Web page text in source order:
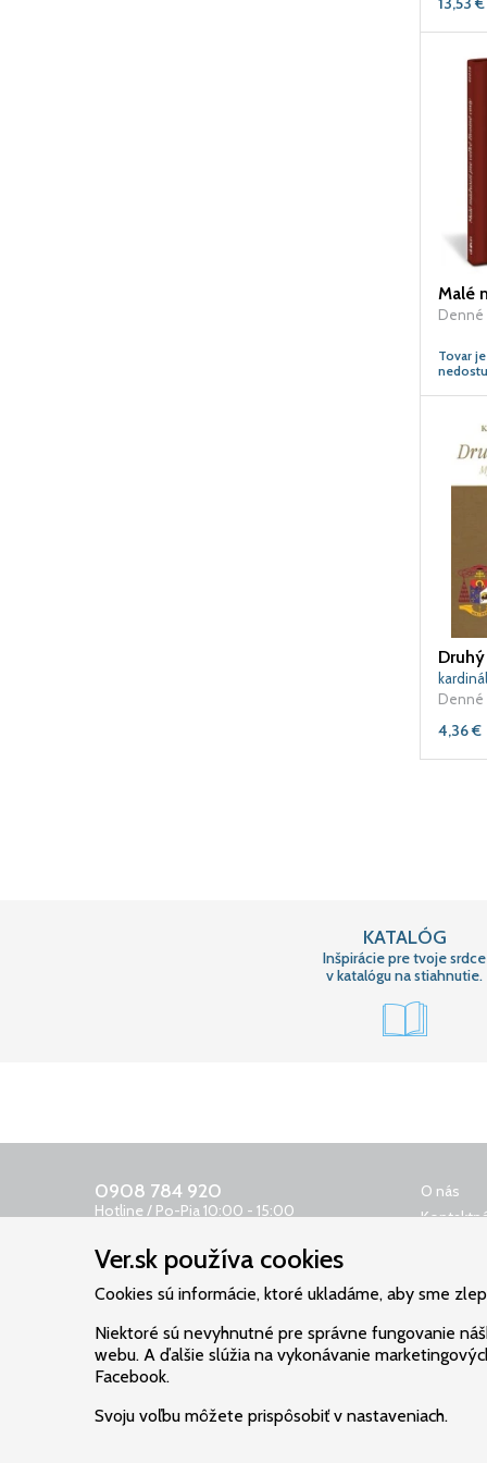
Denné
Tovar
Denné
4,36€
KATALÓG
Inšpirácie pre tvoje srdce
v katalógu na stiahnutie.
0908 784 920
Hotline / Po-Pia 10:00 - 15:00
Odkazovač 24 h
objednavky@ver.sk
O nás
Ochrana
Poštovné
Cookies
Ver.sk používa cookies
Cookies sú informácie, ktoré ukladáme, aby sme
Niektoré sú nevyhnutné pre správne fungovanie
webu. A ďalšie slúžia na vykonávanie
Facebook.
Svoju voľbu môžete prispôsobiť v nastaveniach.